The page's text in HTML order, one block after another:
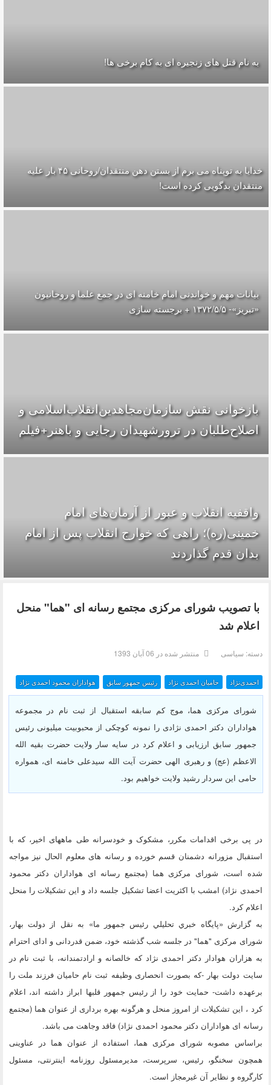
به نام قتل های زنجیره ای به کام برخی ها!
خدایا به توپناه می برم از بستن دهن منتقدان/روحانی ۴۵ بار علیه
منتقدان بدگویی کرده است!
بیانات مهم و خواندنی امام خامنه ای در جمع علما و روحانیون
«تبریز»- ۱۳۷۲/۵/۵ + برجسته سازی
بازخوانی نقش سازمان‌مجاهدین‌انقلاب‌اسلامی و
اصلاح‌طلبان در ترورشهیدان رجایی و باهنر+فیلم
واقفیه‌ انقلاب و عبور از آرمان‌های امام
خمینی(ره)؛ راهی که خوارج انقلاب پس از امام
بدان قدم گذاردند
با تصویب شورای مرکزی مجتمع رسانه ای "هما" منحل
اعلام شد
دسته: سیاسی منتشر شده در 06 آبان 1393
احمدی‌نژاد حامیان احمدی نژاد رئیس جمهور سابق هواداران محمود احمدی نژاد
شورای مرکزی هما، موج کم سابقه استقبال از ثبت نام در مجموعه
هواداران دکتر احمدی نژادی را نمونه کوچکی از محبوبیت میلیونی رئیس
جمهور سابق ارزیابی و اعلام کرد در سایه سار ولایت حضرت بقیه الله
الاعظم (عج) و رهبری الهی حضرت آیت الله سیدعلی خامنه ای، همواره
حامی این سردار رشید ولایت خواهیم بود.
در پی برخی اقدامات مکرر، مشکوک و خودسرانه طی ماههای اخیر، که با
استقبال مزورانه دشمنان قسم خورده و رسانه های معلوم الحال نیز مواجه
شده است، شورای مرکزی هما (مجتمع رسانه ای هواداران دکتر محمود
احمدی نژاد) امشب با اکثریت اعضا تشکیل جلسه داد و این تشکیلات را منحل
اعلام کرد.
به گزارش «پايگاه خبري تحليلي رئيس جمهور ما» به نقل از دولت بهار،
شورای مرکزی "هما" در جلسه شب گذشته خود، ضمن قدردانی و ادای احترام
به هزاران هوادار دکتر احمدی نژاد که خالصانه و ارادتمندانه، با ثبت نام در
سایت دولت بهار -که بصورت انحصاری وظیفه ثبت نام حامیان فرزند ملت را
برعهده داشت- حمایت خود را از رئیس جمهور قلبها ابراز داشته اند، اعلام
کرد ، این تشکیلات از امروز منحل و هرگونه بهره برداری از عنوان هما (مجتمع
رسانه ای هواداران دکتر محمود احمدی نژاد) فاقد وجاهت می باشد.
براساس مصوبه شورای مرکزی هما، استفاده از عنوان هما در عناوینی
همچون سخنگو، رئیس، سرپرست، مدیرمسئول روزنامه اینترنتی، مسئول
کارگروه و نظایر آن غیرمجاز است.